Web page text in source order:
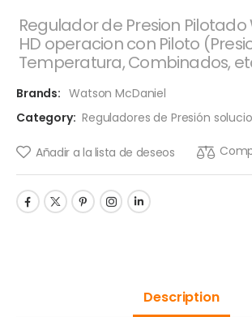
Regulador de Presion
HD operacion con Piloto
Temperatura, Combinados,
Brands: Watson McDaniel
Category: Reguladores de Presión
Añadir a la lista de deseos
Description